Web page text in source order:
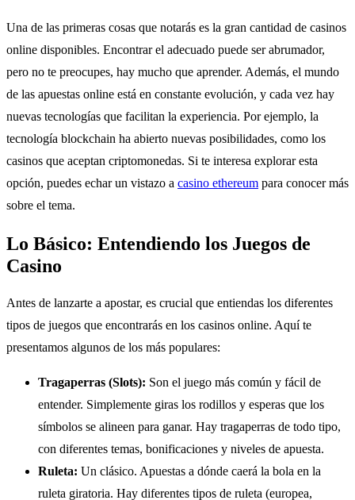
Una de las primeras cosas que notarás es la gran cantidad de casinos
online disponibles. Encontrar el adecuado puede ser abrumador,
pero no te preocupes, hay mucho que aprender. Además, el mundo
de las apuestas online está en constante evolución, y cada vez hay
nuevas tecnologías que facilitan la experiencia. Por ejemplo, la
tecnología blockchain ha abierto nuevas posibilidades, como los
casinos que aceptan criptomonedas. Si te interesa explorar esta
opción, puedes echar un vistazo a casino ethereum para conocer más
sobre el tema.
Lo Básico: Entendiendo los Juegos de
Casino
Antes de lanzarte a apostar, es crucial que entiendas los diferentes
tipos de juegos que encontrarás en los casinos online. Aquí te
presentamos algunos de los más populares:
Tragaperras (Slots): Son el juego más común y fácil de
entender. Simplemente giras los rodillos y esperas que los
símbolos se alineen para ganar. Hay tragaperras de todo tipo,
con diferentes temas, bonificaciones y niveles de apuesta.
Ruleta: Un clásico. Apuestas a dónde caerá la bola en la
ruleta giratoria. Hay diferentes tipos de ruleta (europea,